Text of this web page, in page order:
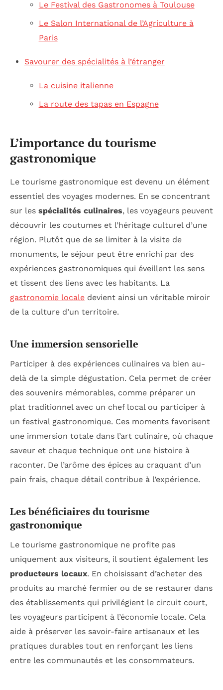
Le Festival des Gastronomes à Toulouse
Le Salon International de l’Agriculture à
Paris
Savourer des spécialités à l’étranger
La cuisine italienne
La route des tapas en Espagne
L’importance du tourisme
gastronomique
Le tourisme gastronomique est devenu un élément
essentiel des voyages modernes. En se concentrant
sur les spécialités culinaires, les voyageurs peuvent
découvrir les coutumes et l’héritage culturel d’une
région. Plutôt que de se limiter à la visite de
monuments, le séjour peut être enrichi par des
expériences gastronomiques qui éveillent les sens
et tissent des liens avec les habitants. La
gastronomie locale devient ainsi un véritable miroir
de la culture d’un territoire.
Une immersion sensorielle
Participer à des expériences culinaires va bien au-
delà de la simple dégustation. Cela permet de créer
des souvenirs mémorables, comme préparer un
plat traditionnel avec un chef local ou participer à
un festival gastronomique. Ces moments favorisent
une immersion totale dans l’art culinaire, où chaque
saveur et chaque technique ont une histoire à
raconter. De l’arôme des épices au craquant d’un
pain frais, chaque détail contribue à l’expérience.
Les bénéficiaires du tourisme
gastronomique
Le tourisme gastronomique ne profite pas
uniquement aux visiteurs, il soutient également les
producteurs locaux. En choisissant d’acheter des
produits au marché fermier ou de se restaurer dans
des établissements qui privilégient le circuit court,
les voyageurs participent à l’économie locale. Cela
aide à préserver les savoir-faire artisanaux et les
pratiques durables tout en renforçant les liens
entre les communautés et les consommateurs.